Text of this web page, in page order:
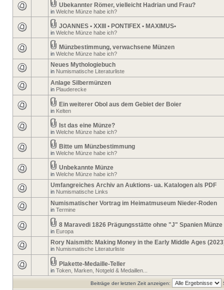
Ubekannter Römer, vielleicht Hadrian und Frau?
in Welche Münze habe ich?
JOANNES • XXIII • PONTIFEX • MAXIMUS•
in Welche Münze habe ich?
Münzbestimmung, verwachsene Münzen
in Welche Münze habe ich?
Neues Mythologiebuch
in Numismatische Literaturliste
Anlage Silbermünzen
in Plauderecke
Ein weiterer Obol aus dem Gebiet der Boier
in Kelten
Ist das eine Münze?
in Welche Münze habe ich?
Bitte um Münzbestimmung
in Welche Münze habe ich?
Unbekannte Münze
in Welche Münze habe ich?
Umfangreiches Archiv an Auktions- ua. Katalogen als PDF
in Numismatische Links
Numismatischer Vortrag im Heimatmuseum Nieder-Roden
in Termine
8 Maravedi 1826 Prägungsstätte ohne "J" Spanien Münze
in Europa
Rory Naismith: Making Money in the Early Middle Ages
in Numismatische Literaturliste
Plakette-Medaille-Teller
in Token, Marken, Notgeld & Medaillen...
Beiträge der letzten Zeit anzeigen: